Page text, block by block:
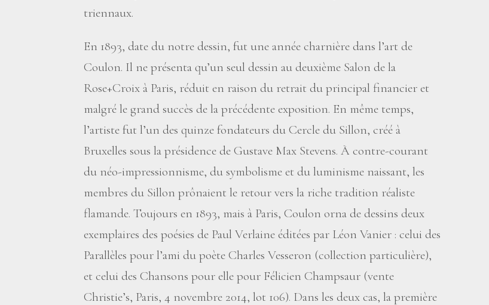
triennaux.
En 1893, date du notre dessin, fut une année charnière dans l’art de
Coulon. Il ne présenta qu’un seul dessin au deuxième Salon de la
Rose+Croix à Paris, réduit en raison du retrait du principal financier et
malgré le grand succès de la précédente exposition. En même temps,
l’artiste fut l’un des quinze fondateurs du Cercle du Sillon, créé à
Bruxelles sous la présidence de Gustave Max Stevens. À contre-courant
du néo-impressionnisme, du symbolisme et du luminisme naissant, les
membres du Sillon prônaient le retour vers la riche tradition réaliste
flamande. Toujours en 1893, mais à Paris, Coulon orna de dessins deux
exemplaires des poésies de Paul Verlaine éditées par Léon Vanier : celui des
Parallèles pour l’ami du poète Charles Vesseron (collection particulière),
et celui des Chansons pour elle pour Félicien Champsaur (vente
Christie’s, Paris, 4 novembre 2014, lot 106). Dans les deux cas, la première